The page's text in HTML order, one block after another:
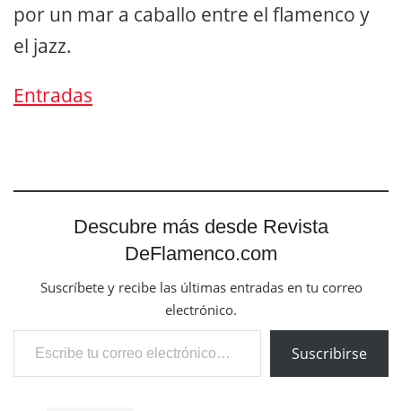
por un mar a caballo entre el flamenco y
el jazz.
Entradas
Descubre más desde Revista
DeFlamenco.com
Suscríbete y recibe las últimas entradas en tu correo
electrónico.
Escribe tu correo electrónico…
Suscribirse